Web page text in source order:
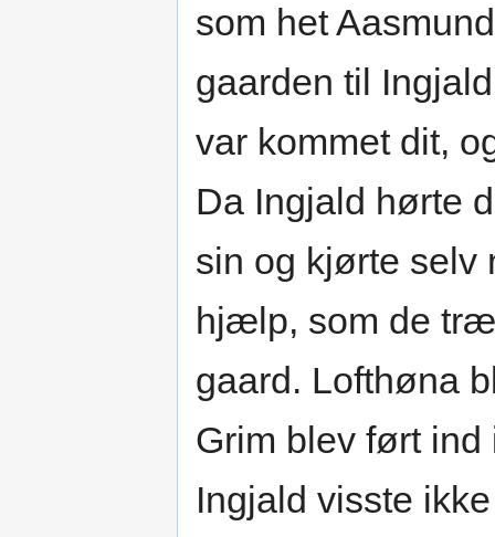
som het
gaarden til
var kommet dit,
Da Ingjald hørte
sin og kjørte selv
hjælp, som de
gaard. Lofthøna
Grim blev ført
Ingjald visste